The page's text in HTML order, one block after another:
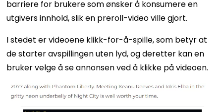
barriere for brukere som ønsker å konsumere en
utgivers innhold, slik en preroll-video ville gjort.
I stedet er videoene klikk-for-å-spille, som betyr at
de starter avspillingen uten lyd, og deretter kan en
bruker velge å se annonsen ved å klikke på videoen.